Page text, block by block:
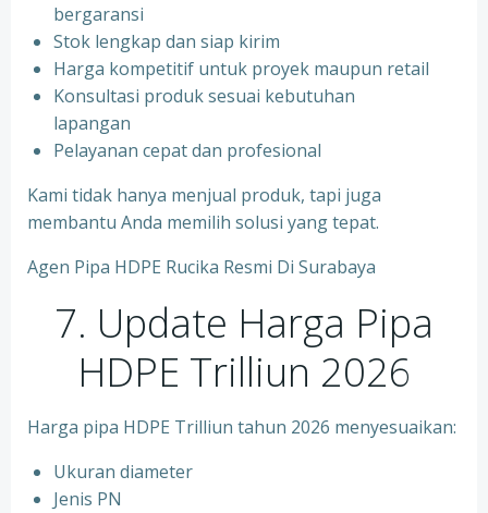
bergaransi
⁠Stok lengkap dan siap kirim
⁠Harga kompetitif untuk proyek maupun retail
⁠Konsultasi produk sesuai kebutuhan
lapangan
Pelayanan cepat dan profesional
Kami tidak hanya menjual produk, tapi juga
membantu Anda memilih solusi yang tepat.
Agen Pipa HDPE Rucika Resmi Di Surabaya
7. Update Harga Pipa
HDPE Trilliun 2026
Harga pipa HDPE Trilliun tahun 2026 menyesuaikan:
Ukuran diameter
⁠Jenis PN